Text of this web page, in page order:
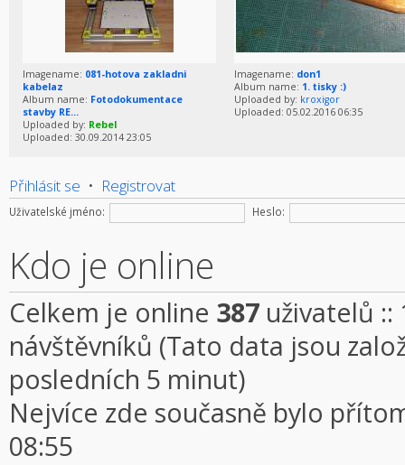
Imagename: 081-hotova zakladni
kabelaz
Album name: Fotodokumentace
stavby RE...
Uploaded by: Rebel
Uploaded: 30.09.2014 23:05
Imagename: don1
Album name: 1. tisky :)
Uploaded by: kroxigor
Uploaded: 05.02.2016 06:35
Přihlásit se • Registrovat
Uživatelské jméno: Heslo:
Kdo je online
Celkem je online 387 uživatelů ::
návštěvníků (Tato data jsou
posledních 5 minut)
Nejvíce zde současně bylo
08:55